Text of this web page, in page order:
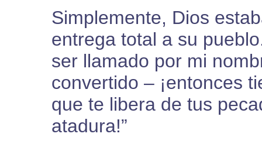
Simplemente, Dios
entrega total a su
ser llamado por mi
convertido – ¡entonces
que te libera de tus
atadura!”